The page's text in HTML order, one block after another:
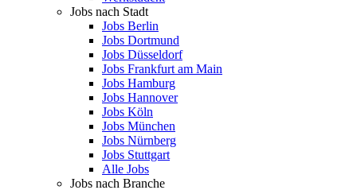
Jobs nach Stadt
Jobs Berlin
Jobs Dortmund
Jobs Düsseldorf
Jobs Frankfurt am Main
Jobs Hamburg
Jobs Hannover
Jobs Köln
Jobs München
Jobs Nürnberg
Jobs Stuttgart
Alle Jobs
Jobs nach Branche